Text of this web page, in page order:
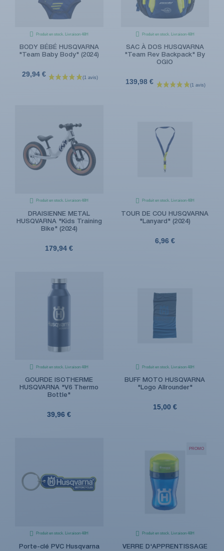
Produit en stock. Livraison 48H
BODY BÉBÉ HUSQVARNA
"Team Baby Body" (2024)
29,94 €
Produit en stock. Livraison 48H
SAC À DOS HUSQVARNA
"Team Rev Backpack" By
OGIO
139,98 €
Produit en stock. Livraison 48H
DRAISIENNE METAL
HUSQVARNA "Kids Training
Bike" (2024)
179,94 €
Produit en stock. Livraison 48H
TOUR DE COU HUSQVARNA
"Lanyard" (2024)
6,96 €
Produit en stock. Livraison 48H
GOURDE ISOTHERME
HUSQVARNA "V6 Thermo
Bottle"
39,96 €
Produit en stock. Livraison 48H
BUFF MOTO HUSQVARNA
"Logo Allrounder"
15,00 €
Produit en stock. Livraison 48H
Porte-clé PVC Husqvarna
PROMO
Produit en stock. Livraison 48H
VERRE D'APPRENTISSAGE